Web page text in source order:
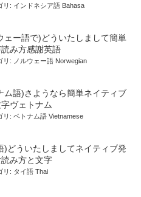
リ: インドネシア語 Bahasa
ェー語で)どういたしまして簡単
み方感謝英語
リ: ノルウェー語 Norwegian
ム語)さようなら簡単ネイティブ
ヴェトナム
リ: ベトナム語 Vietnamese
)どういたしましてネイティブ発
み方と文字
リ: タイ語 Thai